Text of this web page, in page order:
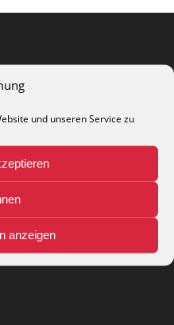
und unseren Service zu
anzeigen